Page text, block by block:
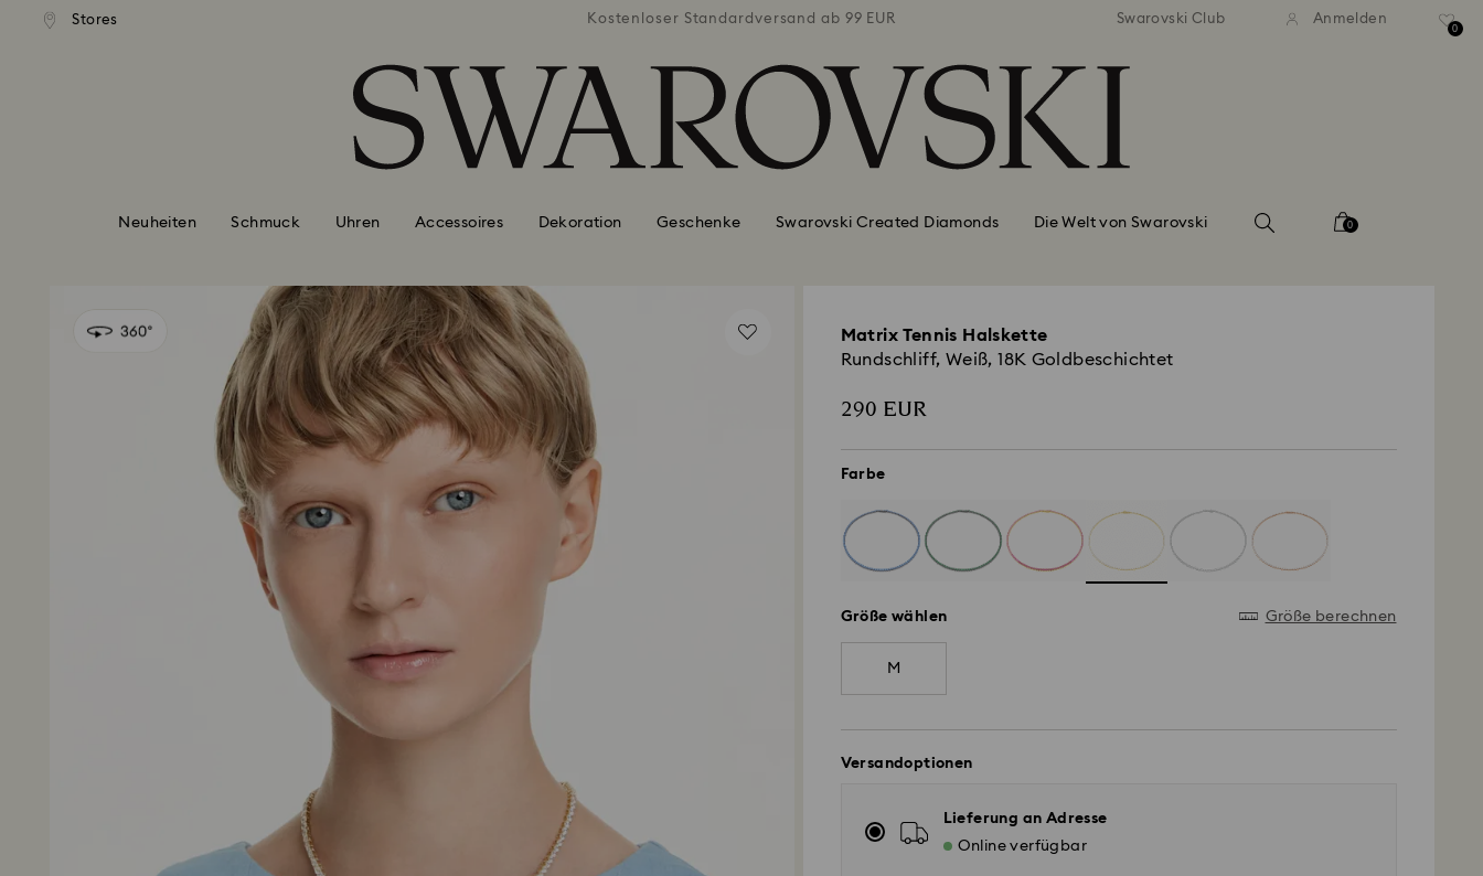
Liste Tastaturkürzel
Stores
Standardversand ab 99 EUR Kostenloser Standardversand ab 99 EUR Kostenloser Standardversand ab 99 EUR Kostenloser Standardversand
Swarovski Club Anmelden
0
Neuheiten Schmuck Uhren Accessoires Dekoration Geschenke Swarovski Created Diamonds Die Welt von Swarovski 0
Matrix Tennis Halskette
Rundschliff, Weiß, 18K Goldbeschichtet
290 EUR
Farbe
Größe wählen Größe berechnen
M
Versandoptionen
Lieferung an Adresse
Online verfügbar